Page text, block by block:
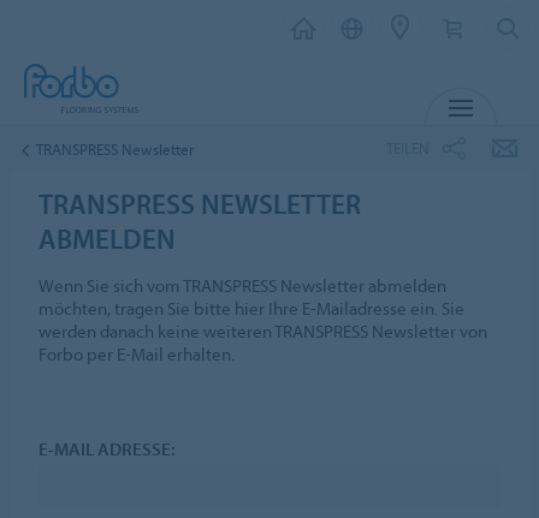
TRANSPRESS Newsletter
TRANSPRESS NEWSLETTER
ABMELDEN
Wenn Sie sich vom TRANSPRESS Newsletter abmelden
möchten, tragen Sie bitte hier Ihre E-Mailadresse ein. Sie
werden danach keine weiteren TRANSPRESS Newsletter von
Forbo per E-Mail erhalten.
E-MAIL ADRESSE: